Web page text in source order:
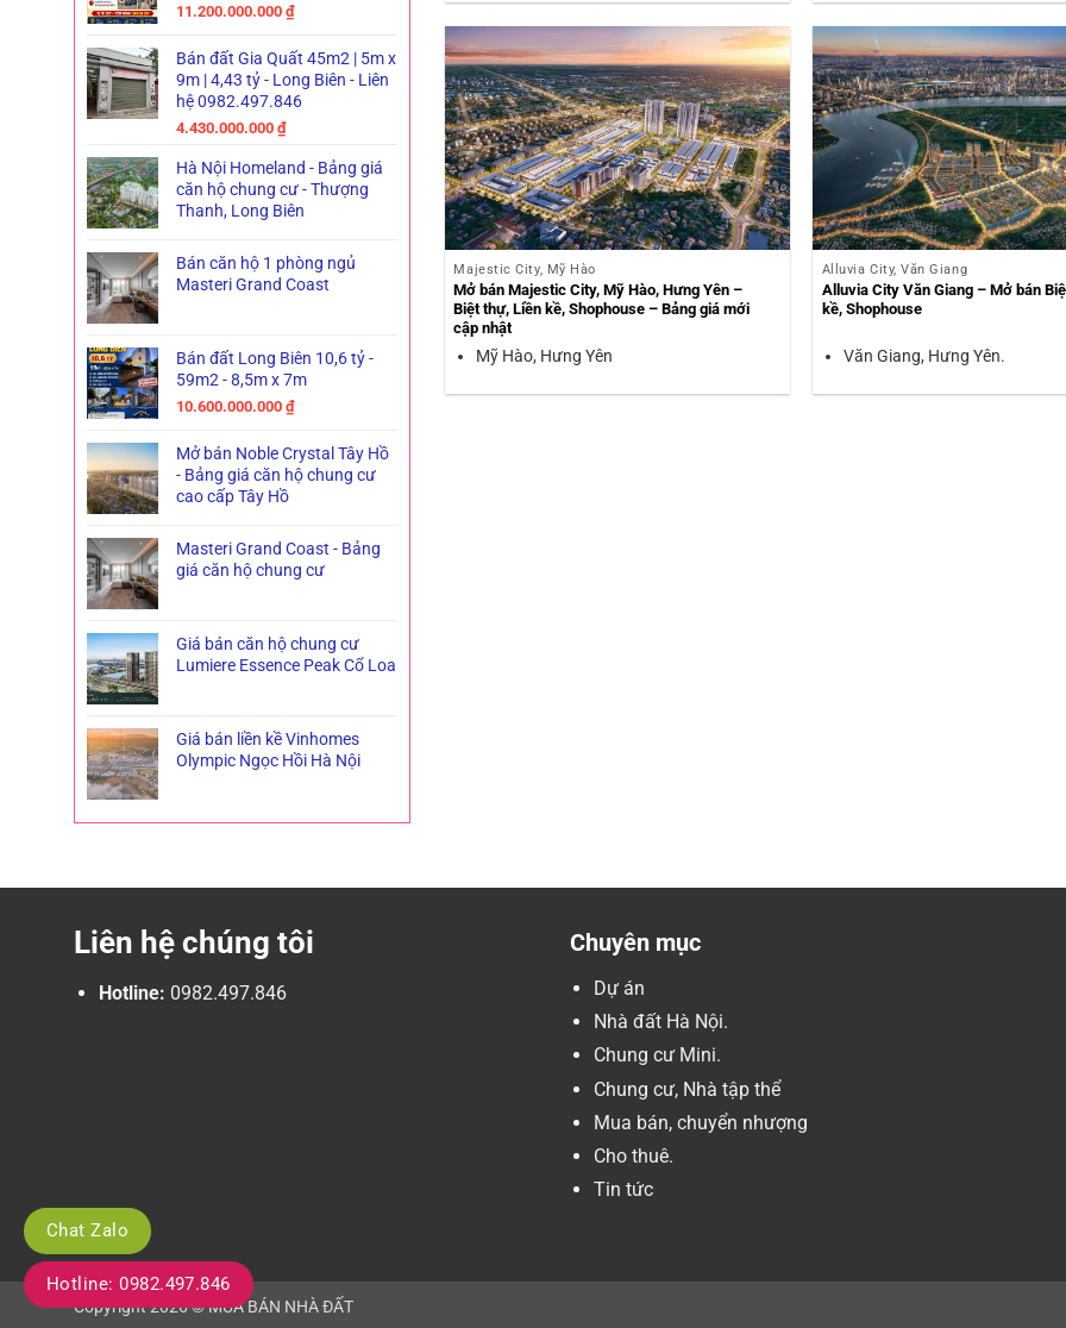
Chat Zalo
Hotline: 0982.497.846
11.200.000.000 ₫
Bán đất Gia Quất 45m2 | 5m x
9m | 4,43 tỷ - Long Biên - Liên
hệ 0982.497.846
4.430.000.000 ₫
Hà Nội Homeland - Bảng giá
căn hộ chung cư - Thượng
Thanh, Long Biên
Bán căn hộ 1 phòng ngủ
Masteri Grand Coast
Bán đất Long Biên 10,6 tỷ -
59m2 - 8,5m x 7m
10.600.000.000 ₫
Mở bán Noble Crystal Tây Hồ
- Bảng giá căn hộ chung cư
cao cấp Tây Hồ
Masteri Grand Coast - Bảng
giá căn hộ chung cư
Giá bán căn hộ chung cư
Lumiere Essence Peak Cổ Loa
Giá bán liền kề Vinhomes
Olympic Ngọc Hồi Hà Nội
Majestic City, Mỹ Hào
Mở bán Majestic City, Mỹ Hào, Hưng Yên –
Biệt thự, Liền kề, Shophouse – Bảng giá mới
cập nhật
Mỹ Hào, Hưng Yên
Alluvia City, Văn Giang
Alluvia City Văn Giang – Mở bán
kề, Shophouse
Văn Giang, Hưng Yên.
Liên hệ chúng tôi
Hotline: 0982.497.846
Chuyên mục
Dự án
Nhà đất Hà Nội.
Chung cư Mini.
Chung cư, Nhà tập thể
Mua bán, chuyển nhượng
Cho thuê.
Tin tức
Copyright 2026 © MUA BÁN NHÀ ĐẤT